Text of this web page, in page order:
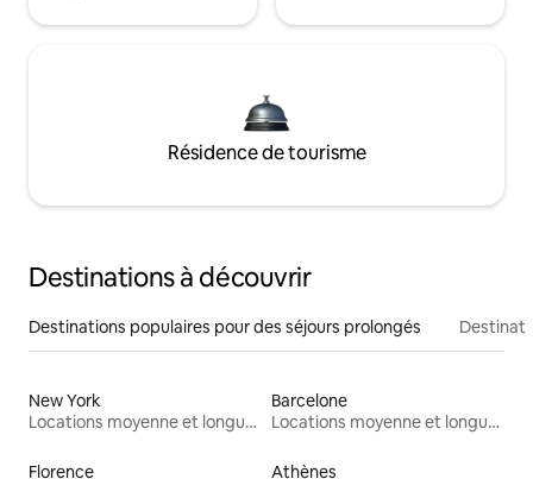
Résidence de tourisme
Destinations à découvrir
Destinations populaires pour des séjours prolongés
New York
Locations moyenne et longue durée
Barcelone
Locations moyenne et longue durée
Florence Athènes